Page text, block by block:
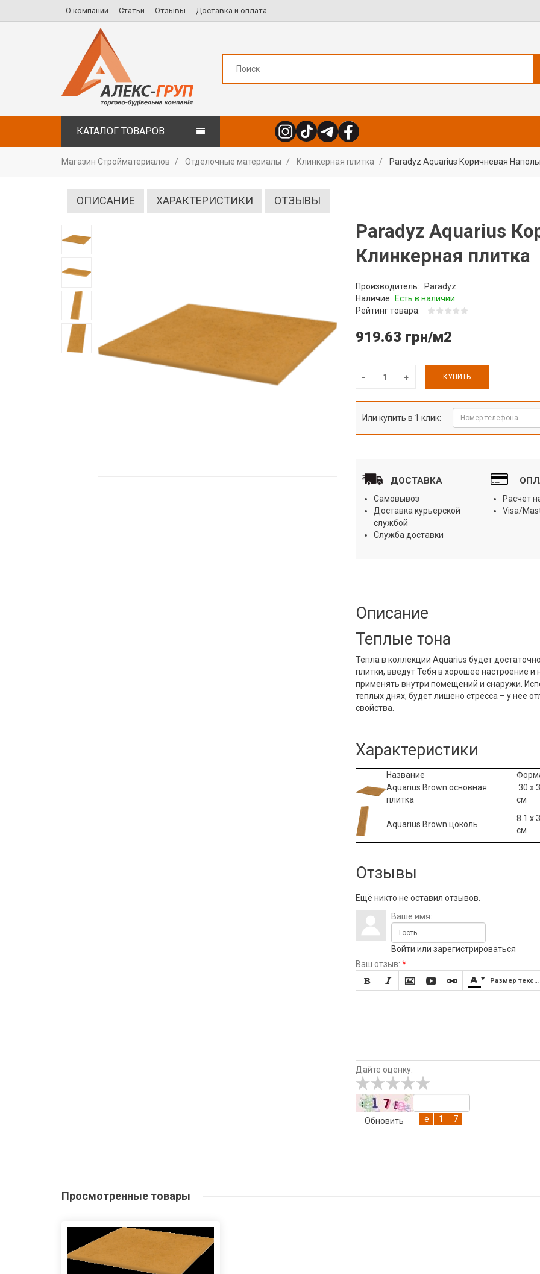
О компании Статьи Отзывы Доставка и оплата
КАТАЛОГ ТОВАРОВ
Магазин Стройматериалов Отделочные материалы Клинкерная плитка Paradyz Aquarius Коричневая
ОПИСАНИЕ ХАРАКТЕРИСТИКИ ОТЗЫВЫ
Paradyz Aquarius
Клинкерная плитка
Производитель:
Paradyz
Наличие: Есть в наличии
Рейтинг товара:
919.63 грн/м2
КУПИТЬ
Или купить в 1 клик:
ДОСТАВКА
Самовывоз
Доставка курьерской
службой
Служба доставки
Расчет
Visa/
Описание
Теплые тона
Тепла в коллекции Aquarius будет
плитки, введут Тебя в хорошее настроение
применять внутри помещений и снаружи.
теплых днях, будет лишено стресса – у нее
свойства.
Характеристики
Название
Aquarius Brown основная
плитка
30 x
см
Aquarius Brown цоколь
8.1 х
см
Отзывы
Ещё никто не оставил отзывов.
Ваше имя:
Войти или зарегистрироваться
Ваш отзыв: *
       Размер текста
Дайте оценку:
Обновить
Просмотренные товары